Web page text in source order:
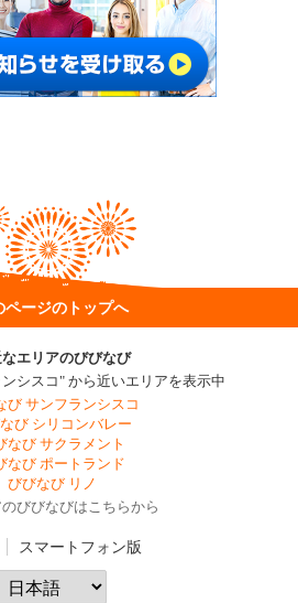
ページのトップへ
エリアのびびなび
シスコ" から近いエリアを表示中
び サンフランシスコ
び シリコンバレー
なび サクラメント
なび ポートランド
びびなび リノ
びびなびはこちらから
スマートフォン版